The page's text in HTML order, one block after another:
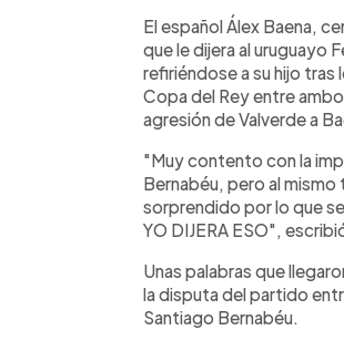
► Escuchar
El español Álex Baena,
que le dijera al uruguayo
refiriéndose a su hijo
Copa del Rey entre
agresión de Valverde a
"Muy contento con la
Bernabéu, pero al
sorprendido por lo que
YO DIJERA ESO",
Unas palabras que
la disputa del partido
Santiago Bernabéu.